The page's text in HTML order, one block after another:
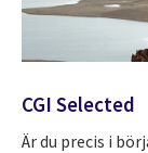
CGI Selected
Är du precis i